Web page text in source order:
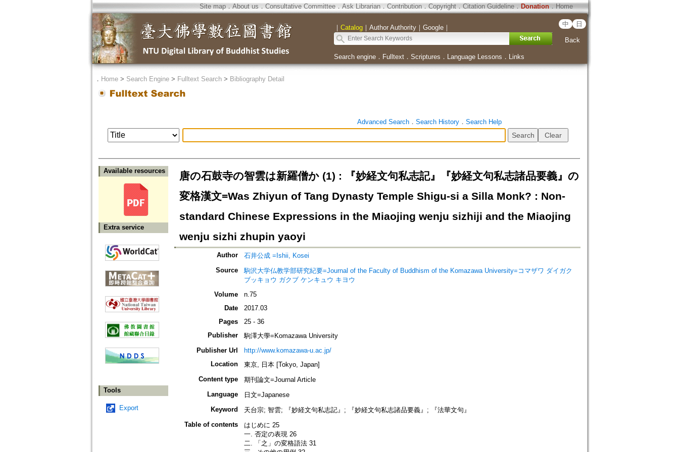
Site map．About us ． Consultative Committee． Ask Librarian． Contribution．Copyright．Citation Guideline． Donation．Home
｜ Catalog｜ Author Authority｜ Google｜ 中 日
Back
Search engine． Fulltext． Scriptures ． Language Lessons ． Links
． Home> Search Engine> Fulltext Search> Bibliography Detail
Advanced Search． Search History． Search Help
Available resources
Extra service
Tools
Export
唐の石鼓寺の智雲は新羅僧か (1) : 『妙経文句私志記』『妙経文句私志諸品要義』の
変格漢文=Was Zhiyun of Tang Dynasty Temple Shigu-si a Silla Monk? : Non-
standard Chinese Expressions in the Miaojing wenju sizhiji and the Miaojing
wenju sizhi zhupin yaoyi
Author
石井公成 =Ishii, Kosei
Source
駒沢大学仏教学部研究紀要=Journal of the Faculty of Buddhism of the Komazawa University=コマザワ ダイガク
ブッキョウ ガクブ ケンキュウ キヨウ
Volume
n.75
Date
2017.03
Pages
25 - 36
Publisher
駒澤大學=Komazawa University
Publisher Url
http://www.komazawa-u.ac.jp/
Location
東京, 日本 [Tokyo, Japan]
Content type
期刊論文=Journal Article
Language
日文=Japanese
Keyword
天台宗; 智雲; 『妙経文句私志記』; 『妙経文句私志諸品要義』; 『法華文句』
Table of contents
はじめに 25
一. 否定の表現 26
二. 「之」の変格語法 31